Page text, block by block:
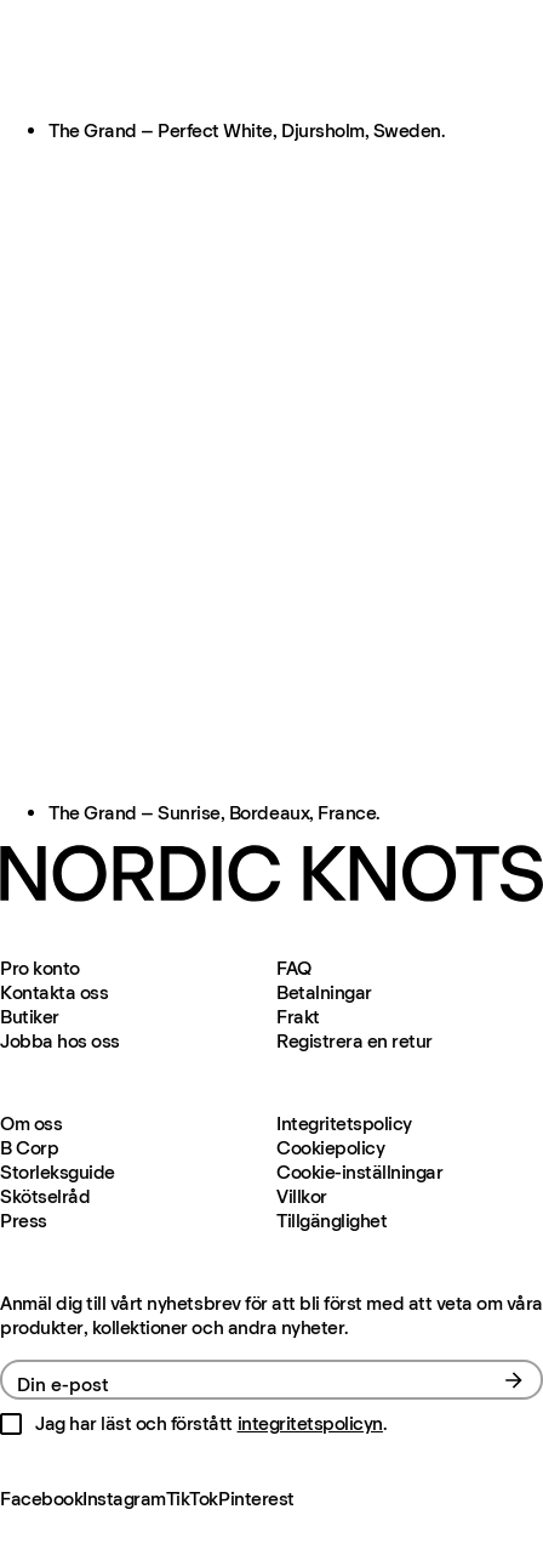
The Grand – Perfect White, Djursholm, Sweden.
The Grand – Sunrise, Bordeaux, France.
Pro konto
Kontakta oss
Butiker
Jobba hos oss
FAQ
Betalningar
Frakt
Registrera en retur
Om oss
B Corp
Storleksguide
Skötselråd
Press
Integritetspolicy
Cookiepolicy
Cookie-inställningar
Villkor
Tillgänglighet
Anmäl dig till vårt nyhetsbrev för att bli först med att veta om våra
produkter, kollektioner och andra nyheter.
Din e-post
Jag har läst och förstått integritetspolicyn.
FacebookInstagramTikTokPinterest